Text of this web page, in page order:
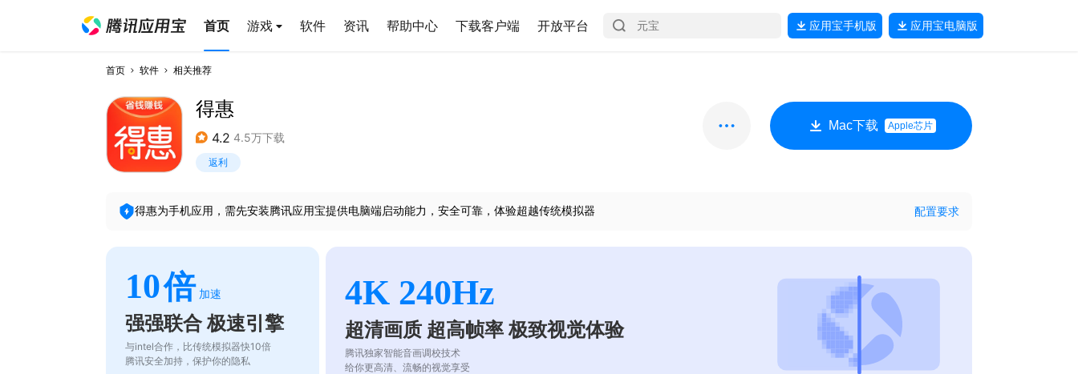
首页 游戏 软件 资讯 帮助中心 下载客户端 开放平台 应用宝手机版 应用宝电脑版
首页 软件 相关推荐
得惠
4.2 4.5万下载
返利
Mac下载 Apple芯片
得惠为手机应用，需先安装腾讯应用宝提供电脑端启动能力，安全可靠，体验超越传统模拟器 配置要求
10倍 加速
强强联合 极速引擎
与intel合作，比传统模拟器快10倍
腾讯安全加持，保护你的隐私
4K 240Hz
超清画质 超高帧率 极致视觉体验
腾讯独家智能音画调校技术
给你更高清、流畅的视觉享受